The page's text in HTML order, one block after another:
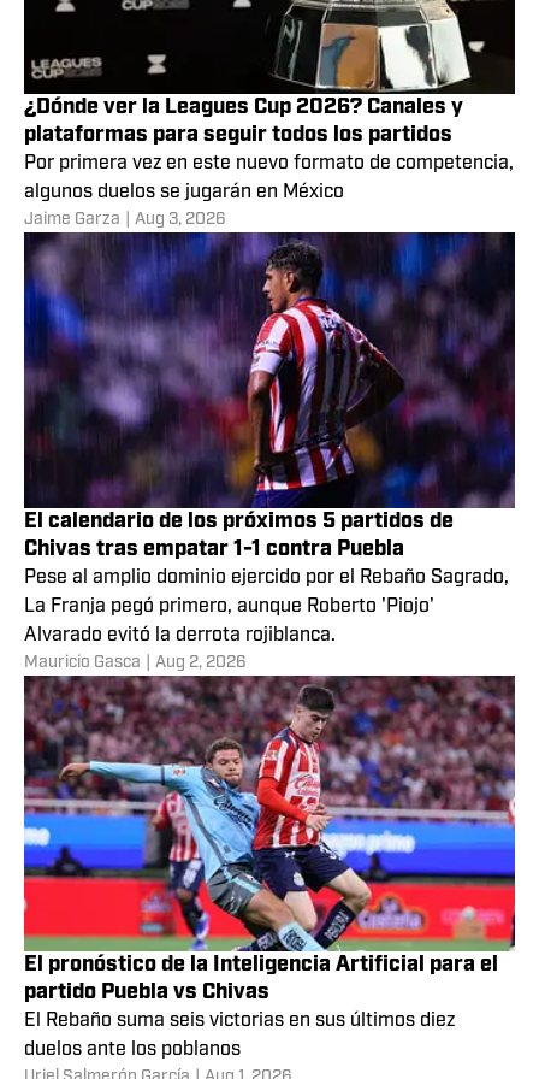
¿Dónde ver la Leagues Cup 2026? Canales y
plataformas para seguir todos los partidos
Por primera vez en este nuevo formato de competencia,
algunos duelos se jugarán en México
Jaime Garza Aug 3, 2026
El calendario de los próximos 5 partidos de
Chivas tras empatar 1-1 contra Puebla
Pese al amplio dominio ejercido por el Rebaño Sagrado,
La Franja pegó primero, aunque Roberto 'Piojo'
Alvarado evitó la derrota rojiblanca.
Mauricio Gasca Aug 2, 2026
El pronóstico de la Inteligencia Artificial para el
partido Puebla vs Chivas
El Rebaño suma seis victorias en sus últimos diez
duelos ante los poblanos